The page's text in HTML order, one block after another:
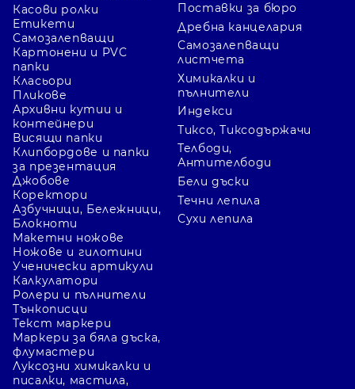
Касови ролки
Етикети
Самозалепващи
Картонени и PVC
папки
Класьори
Пликове
Архивни кутии и
контейнери
Висящи папки
Клипбордове и папки
за презентация
Джобове
Коректори
Азбучници, Бележници,
Блокноти
Поставки за бюро
Дребна канцелария
Самозалепващи
листчета
Химикалки и
пълнители
Индекси
Тиксо, Тиксодържачи
Телбоди,
Антителбоди
Бели дъски
Течни лепила
Сухи лепила
Макетни ножове
Ножове и гилотини
Ученически артикули
Калкулатори
Ролери и пълнители
Тънкописци
Текст маркери
Маркери за бяла дъска,
флумастери
Луксозни химикалки и
писалки, мастила,